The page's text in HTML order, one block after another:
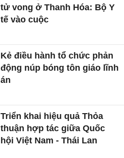
tử vong ở Thanh Hóa: Bộ Y
tế vào cuộc
Kẻ điều hành tổ chức phản
động núp bóng tôn giáo lĩnh
án
Triển khai hiệu quả Thỏa
thuận hợp tác giữa Quốc
hội Việt Nam - Thái Lan